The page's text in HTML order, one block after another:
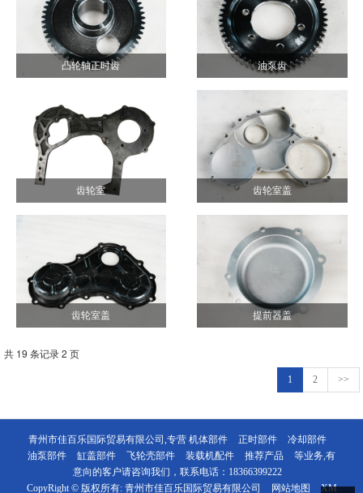
凸轮轴正时齿 油泵齿
齿轮室 齿轮室盖
齿轮室盖 提前器盖
共 19 条记录 2 页
1 2 >>
青州市佳百乐国际贸易有限公司,专营 机体部件 正时部件
冷却部件
油泵部件
缸盖部件 飞轮壳部件 装载机配件 推荐产品
等业务,有
意向的客户请咨询我们，联系电话： 18366399222
CopyRight © 版权所有: 青州市佳百乐国际贸易有限公司 网站地图 XM